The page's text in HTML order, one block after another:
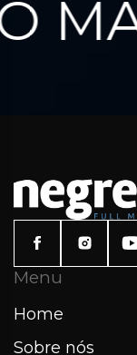
Menu
Home
Sobre nós